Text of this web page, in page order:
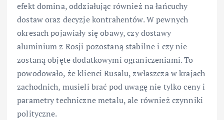
efekt domina, oddziałując również na łańcuchy
dostaw oraz decyzje kontrahentów. W pewnych
okresach pojawiały się obawy, czy dostawy
aluminium z Rosji pozostaną stabilne i czy nie
zostaną objęte dodatkowymi ograniczeniami. To
powodowało, że klienci Rusalu, zwłaszcza w krajach
zachodnich, musieli brać pod uwagę nie tylko ceny i
parametry techniczne metalu, ale również czynniki
polityczne.